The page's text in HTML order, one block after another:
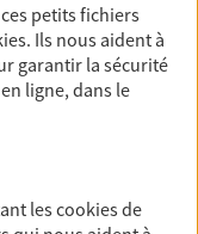
: achat
voyage autour
et
petits fichiers
. Ils nous aident à
garantir la sécurité
ligne, dans le
lescookiesde